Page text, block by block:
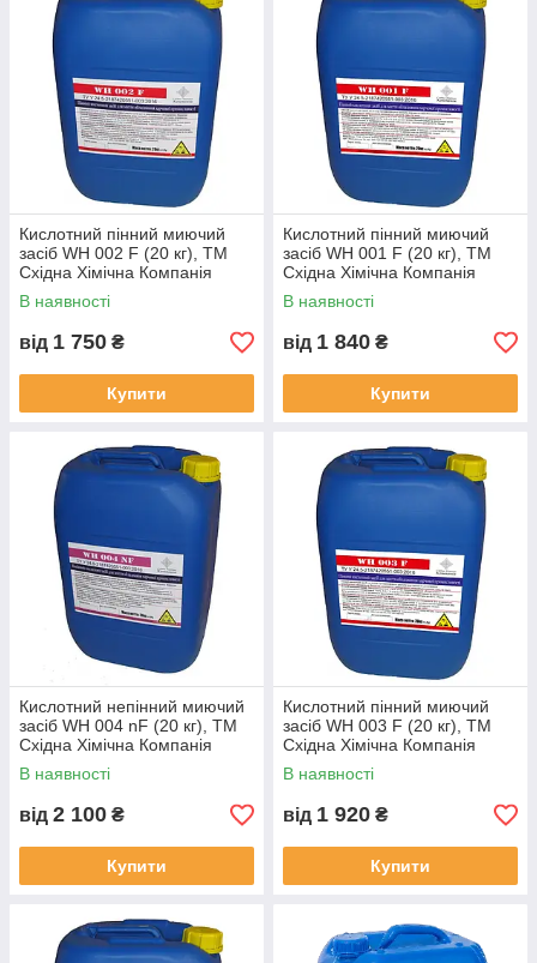
Кислотний пінний миючий
засіб WH 002 F (20 кг), ТМ
Східна Хімічна Компанія
В наявності
від 1 750 ₴
Купити
Кислотний пінний миючий
засіб WH 001 F (20 кг), ТМ
Східна Хімічна Компанія
В наявності
від 1 840 ₴
Купити
Кислотний непінний миючий
засіб WH 004 nF (20 кг), ТМ
Східна Хімічна Компанія
В наявності
від 2 100 ₴
Купити
Кислотний пінний миючий
засіб WH 003 F (20 кг), ТМ
Східна Хімічна Компанія
В наявності
від 1 920 ₴
Купити